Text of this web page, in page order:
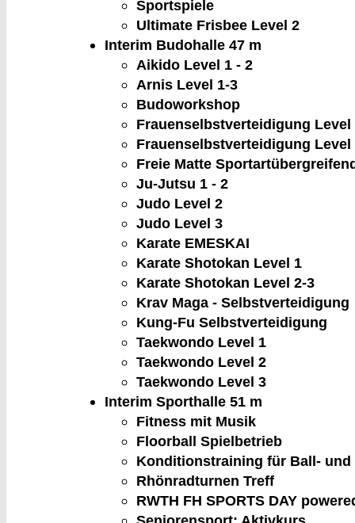
Sportspiele
Ultimate Frisbee Level 2
Interim Budohalle 47 m
Aikido Level 1 - 2
Arnis Level 1-3
Budoworkshop
Frauenselbstverteidigung Level
Frauenselbstverteidigung Level
Freie Matte
Ju-Jutsu 1 - 2
Judo Level 2
Judo Level 3
Karate EMESKAI
Karate Shotokan Level 1
Karate Shotokan Level 2-3
Krav Maga - Selbstverteidigung
Kung-Fu Selbstverteidigung
Taekwondo Level 1
Taekwondo Level 2
Taekwondo Level 3
Interim Sporthalle 51 m
Fitness mit Musik
Floorball Spielbetrieb
Konditionstraining für Ball- und
Rhönradturnen Treff
RWTH FH SPORTS DAY